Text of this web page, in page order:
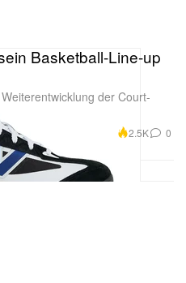
Basketball-Line-up
der Court-
2.5K 0